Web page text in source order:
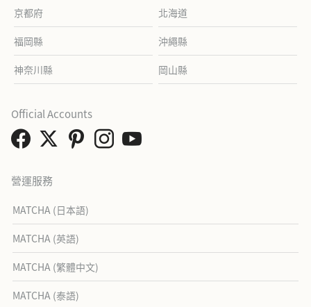
京都府 北海道
福岡縣 沖繩縣
神奈川縣 岡山縣
營運服務
MATCHA (日本語)
MATCHA (英語)
MATCHA (繁體中文)
MATCHA (泰語)
Official Accounts